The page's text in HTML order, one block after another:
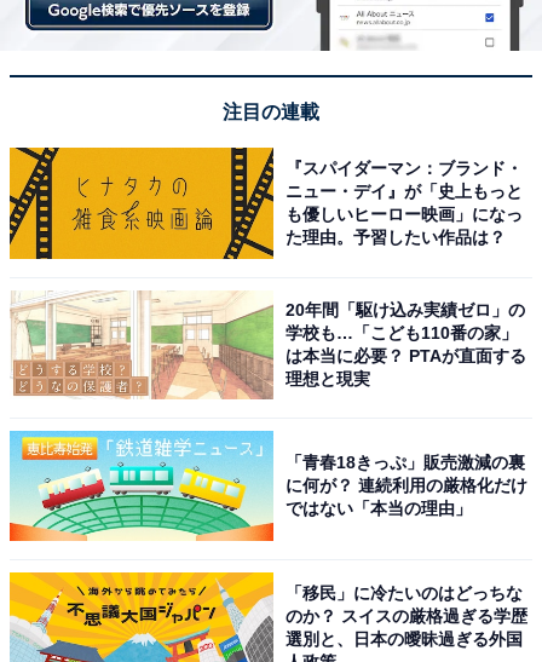
チャー・エンタメなどを中心に企画編集を担当。東京都出身。居酒
屋巡りとスポーツ観戦が生きがい。
こちらもおすすめ
好き・行ってみたい「北海道の紅葉スポット」
ランキング！ 2位「大雪山・旭岳」、1位は？
【2025調査】
注目の連載
『スパイダーマン：ブランド・
ニュー・デイ』が「史上もっと
も優しいヒーロー映画」になっ
た理由。予習したい作品は？
20年間「駆け込み実績ゼロ」の
学校も…「こども110番の家」
は本当に必要？ PTAが直面する
理想と現実
「青春18きっぷ」販売激減の裏
に何が？ 連続利用の厳格化だけ
ではない「本当の理由」
「移民」に冷たいのはどっちな
のか？ スイスの厳格過ぎる学歴
選別と、日本の曖昧過ぎる外国